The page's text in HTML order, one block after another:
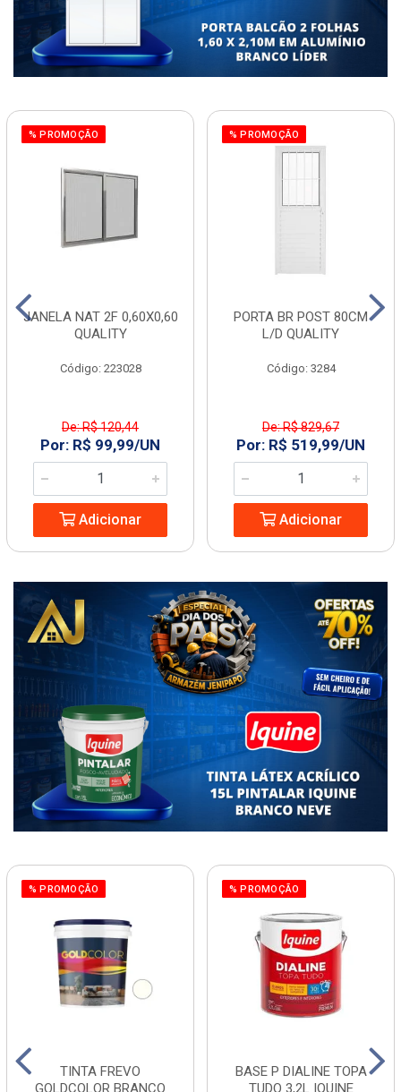
% PROMOÇÃO
JANELA NAT 2F 0,60X0,60
QUALITY
Código: 223028
De: R$ 120,44
Por: R$ 99,99/UN
Adicionar
% PROMOÇÃO
PORTA BR POST 80CM
L/D QUALITY
Código: 3284
De: R$ 829,67
Por: R$ 519,99/UN
Adicionar
% PROMOÇÃO
TINTA FREVO
GOLDCOLOR BRANCO
% PROMOÇÃO
BASE P DIALINE TOPA
TUDO 3,2L IQUINE